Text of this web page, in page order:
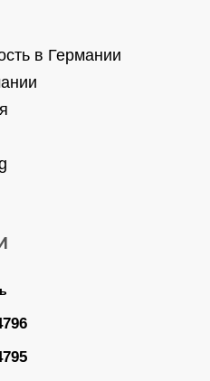
в Германии